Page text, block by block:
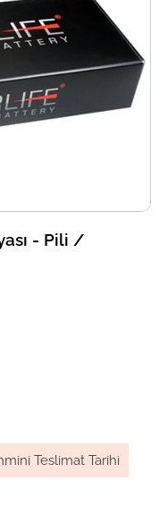
- Pili /
Teslimat Tarihi